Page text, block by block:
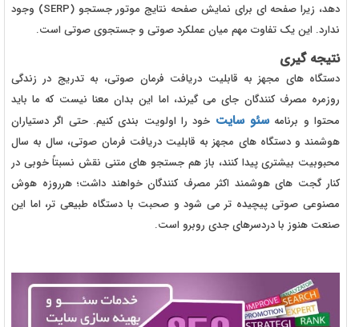
دهد، زیرا صفحه ای برای نمایش صفحه نتایج موتور جستجو (SERP) وجود
ندارد. این یک تفاوت مهم میان عملکرد صوتی و جستجوی صوتی است.
نتیجه گیری
دستگاه های مجهز به قابلیت دریافت فرمان صوتی، به تدریج در زندگی
روزمره مصرف کنندگان جای می گیرند، اما این بدان معنا نیست که ما باید
محتوا و برنامهسئو سایت خود را اولویت بندی کنیم. حتی اگر دستیاران
هوشمند و دستگاه های مجهز به قابلیت دریافت فرمان صوتی، سال به سال
محبوبیت بیشتری پیدا کنند، باز هم جستجو های متنی نقش نسبتاً خوبی در
کنار گجت های هوشمند اکثر مصرف کنندگان خواهند داشت؛ هرروزه هوش
مصنوعی صوتی پیچیده تر می شود و صحبت با دستگاه طبیعی تر، اما این
صنعت هنوز با دردسرهای جدی روبرو است.